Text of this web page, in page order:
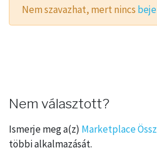
Nem szavazhat, mert nincs
Nem választott?
Ismerje meg a(z) Marketplace
többi alkalmazását.